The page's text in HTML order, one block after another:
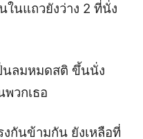
ในแถวยังว่าง 2 ที่นั่ง
นลมหมดสติ ขึ้นนั่ง
วกเธอ
กันข้ามกัน ยังเหลือที่